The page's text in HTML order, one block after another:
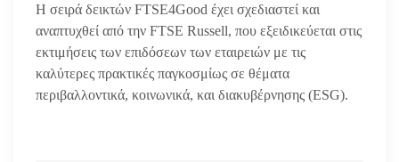
Η σειρά δεικτών FTSE4Good έχει σχεδιαστεί και
αναπτυχθεί από την FTSE Russell, που εξειδικεύεται στις
εκτιμήσεις των επιδόσεων των εταιρειών με τις
καλύτερες πρακτικές παγκοσμίως σε θέματα
περιβαλλοντικά, κοινωνικά, και διακυβέρνησης (ESG).